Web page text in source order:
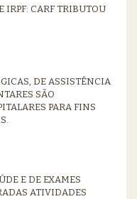
IRPF: CARF TRIBUTOU
DE ASSISTÊNCIA
SÃO
PARA FINS
E DE EXAMES
ATIVIDADES